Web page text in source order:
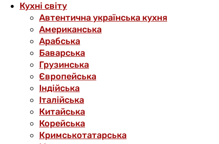
Кухні світу
Автентична українська кухня
Американська
Арабська
Баварська
Грузинська
Європейська
Індійська
Італійська
Китайська
Корейська
Кримськотатарська